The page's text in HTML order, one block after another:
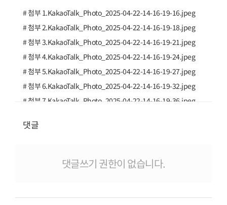
# 첨부 1.KakaoTalk_Photo_2025-04-22-14-16-19-16.jpeg
# 첨부 2.KakaoTalk_Photo_2025-04-22-14-16-19-18.jpeg
# 첨부 3.KakaoTalk_Photo_2025-04-22-14-16-19-21.jpeg
# 첨부 4.KakaoTalk_Photo_2025-04-22-14-16-19-24.jpeg
# 첨부 5.KakaoTalk_Photo_2025-04-22-14-16-19-27.jpeg
# 첨부 6.KakaoTalk_Photo_2025-04-22-14-16-19-32.jpeg
# 첨부 7.KakaoTalk_Photo_2025-04-22-14-16-19-36.jpeg
# 첨부 9.KakaoTalk_Photo_2025-04-22-14-16-19-40.jpeg
# 첨부 11.KakaoTalk_Photo_2025-04-22-14-16-19-46.jpeg
댓글
댓글쓰기 권한이 없습니다.